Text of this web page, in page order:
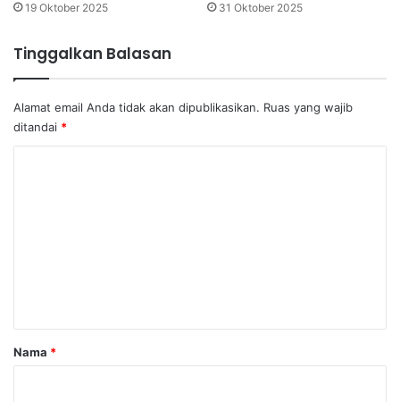
19 Oktober 2025 31 Oktober 2025
Tinggalkan Balasan
Alamat email Anda tidak akan dipublikasikan. Ruas yang wajib
ditandai *
rNama *